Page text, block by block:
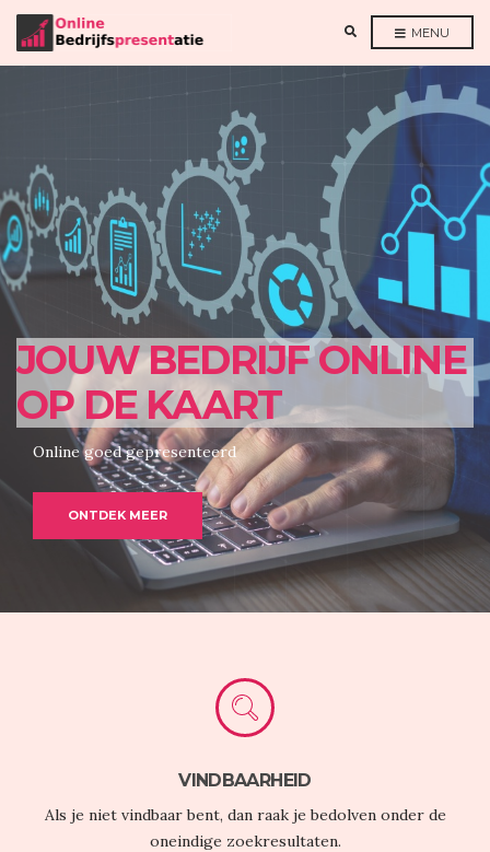
A
A
R
C
MENU
JOUW BEDRIJF ONLINE
OP DE KAART
Online goed gepresenteerd
ONTDEK MEER
VINDBAARHEID
Als je niet vindbaar bent, dan raak je bedolven onder de
oneindige zoekresultaten.